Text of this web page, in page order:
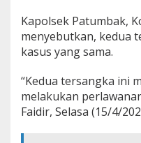
Kapolsek Patumbak,
menyebutkan, kedua
kasus yang sama.
“Kedua tersangka ini
melakukan
Faidir, Selasa (15/4/